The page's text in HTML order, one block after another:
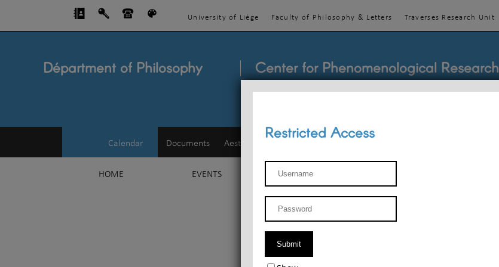
University of Liège Faculty of Philosophy & Letters Traverses Research Unit
Départment of Philosophy Center for Phenomenological Research
Calendar Documents Aesthetics
HOME EVENTS TEACHINGS
Restricted Access